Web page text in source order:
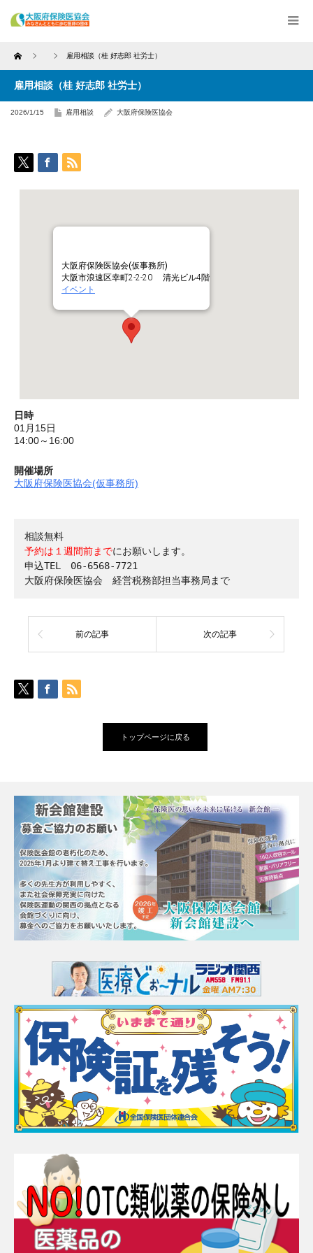
Home 雇用相談（桂 好志郎 社労士）
雇用相談（桂 好志郎 社労士）
2026/1/15 雇用相談 大阪府保険医協会
大阪府保険医協会(仮事務所)
大阪市浪速区幸町2-2-20 清光ビル4階
イベント
日時
01月15日
14:00～16:00
開催場所
大阪府保険医協会(仮事務所)
予約は１週間前までにお願いします。
申込TEL　06-6568-7721
前の記事 次の記事
トップページに戻る